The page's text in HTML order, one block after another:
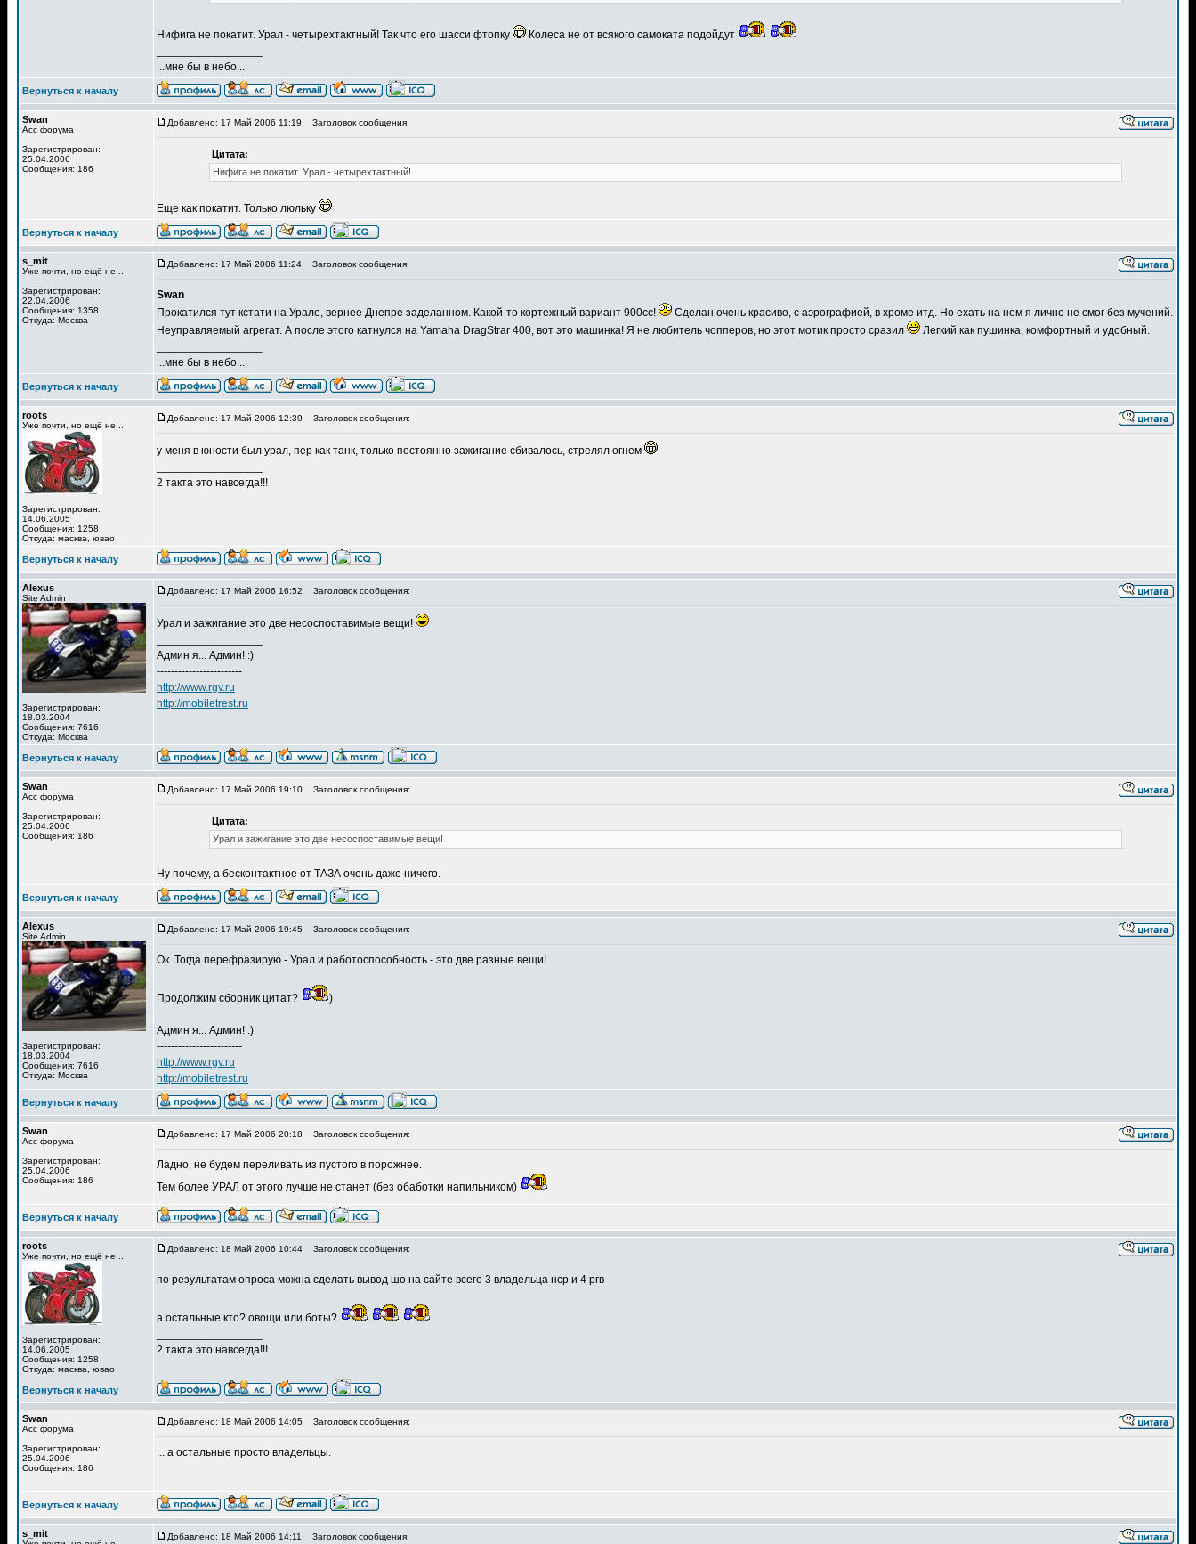
Нифига не покатит. Урал - четырехтактный! Так что его шасси фтопку
Колеса не от всякого самоката подойдут
...мне бы в небо...
Вернуться к началу
Swan
Асс форума
Зарегистрирован:
25.04.2006
Сообщения: 186
Добавлено: 17 Май 2006 11:19 Заголовок сообщения:
Цитата:
Нифига не покатит. Урал - четырехтактный!
Еще как покатит. Только люльку
Вернуться к началу
s_mit
Уже почти, но ещё не...
Зарегистрирован:
22.04.2006
Сообщения: 1358
Откуда: Москва
Добавлено: 17 Май 2006 11:24 Заголовок сообщения:
Swan
Прокатился тут кстати на Урале, вернее Днепре заделанном. Какой-то кортежный вариант 900сс!
Сделан очень красиво, с аэрографией, в хроме итд. Но ехать на нем я лично не смог без мучений.
Неуправляемый агрегат. А после этого катнулся на Yamaha DragStrar 400, вот это машинка! Я не любитель чопперов, но этот мотик просто сразил
Легкий как пушинка, комфортный и удобный.
...мне бы в небо...
Вернуться к началу
roots
Уже почти, но ещё не...
Зарегистрирован:
14.06.2005
Сообщения: 1258
Откуда: масква, ювао
Добавлено: 17 Май 2006 12:39 Заголовок сообщения:
у меня в юности был урал, пер как танк, только постоянно зажигание сбивалось, стрелял огнем
2 такта это навсегда!!!
Вернуться к началу
Alexus
Site Admin
Зарегистрирован:
18.03.2004
Сообщения: 7616
Откуда: Москва
Добавлено: 17 Май 2006 16:52 Заголовок сообщения:
Урал и зажигание это две несоспоставимые вещи!
Админ я... Админ! :)
------------------------
http://www.rgv.ru
http://mobiletrest.ru
Вернуться к началу
Swan
Асс форума
Зарегистрирован:
25.04.2006
Сообщения: 186
Добавлено: 17 Май 2006 19:10 Заголовок сообщения:
Цитата:
Урал и зажигание это две несоспоставимые вещи!
Ну почему, а бесконтактное от ТАЗА очень даже ничего.
Вернуться к началу
Alexus
Site Admin
Зарегистрирован:
18.03.2004
Сообщения: 7616
Откуда: Москва
Добавлено: 17 Май 2006 19:45 Заголовок сообщения:
Ок. Тогда перефразирую - Урал и работоспособность - это две разные вещи!
Продолжим сборник цитат?
)
Админ я... Админ! :)
------------------------
http://www.rgv.ru
http://mobiletrest.ru
Вернуться к началу
Swan
Асс форума
Зарегистрирован:
25.04.2006
Сообщения: 186
Добавлено: 17 Май 2006 20:18 Заголовок сообщения:
Ладно, не будем переливать из пустого в порожнее.
Тем более УРАЛ от этого лучше не станет (без обаботки напильником)
Вернуться к началу
roots
Уже почти, но ещё не...
Зарегистрирован:
14.06.2005
Сообщения: 1258
Откуда: масква, ювао
Добавлено: 18 Май 2006 10:44 Заголовок сообщения:
по результатам опроса можна сделать вывод шо на сайте всего 3 владельца нср и 4 ргв
а остальные кто? овощи или боты?
2 такта это навсегда!!!
Вернуться к началу
Swan
Асс форума
Зарегистрирован:
25.04.2006
Сообщения: 186
Добавлено: 18 Май 2006 14:05 Заголовок сообщения:
... а остальные просто владельцы.
Вернуться к началу
s_mit Добавлено: 18 Май 2006 14:11 Заголовок сообщения: